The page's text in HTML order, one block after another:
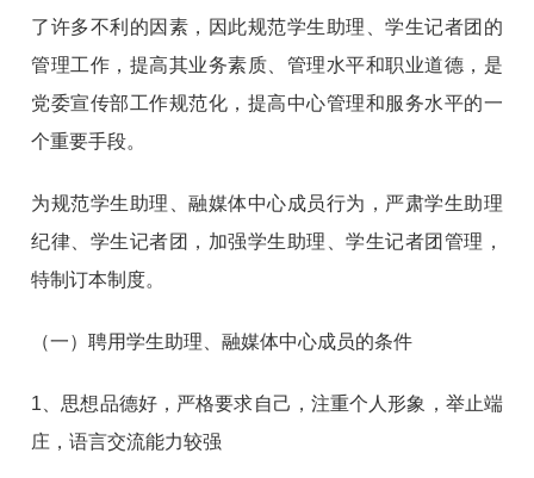
了许多不利的因素，因此规范学生助理、学生记者团的
管理工作，提高其业务素质、管理水平和职业道德，是
党委宣传部工作规范化，提高中心管理和服务水平的一
个重要手段。
为规范学生助理、融媒体中心成员行为，严肃学生助理
纪律、学生记者团，加强学生助理、学生记者团管理，
特制订本制度。
（一）聘用学生助理、融媒体中心成员的条件
1、思想品德好，严格要求自己，注重个人形象，举止端
庄，语言交流能力较强